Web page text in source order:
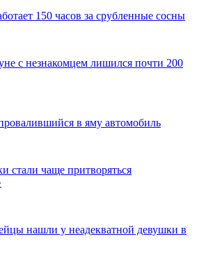
150 часов за срубленные сосны
с незнакомцем лишился почти 200
в яму автомобиль
стали чаще притворяться
нашли у неадекватной девушки в